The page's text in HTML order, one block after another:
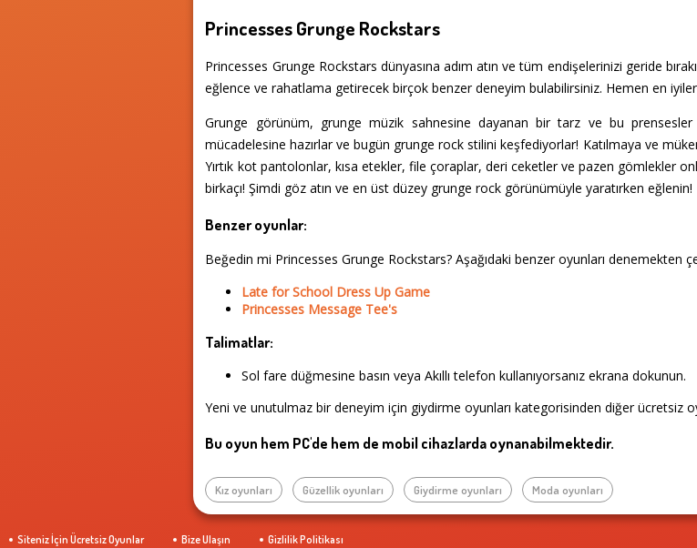
Princesses Grunge Rockstars
Princesses Grunge Rockstars dünyasına adım atın ve tüm endişelerinizi geride
eğlence ve rahatlama getirecek birçok benzer deneyim bulabilirsiniz. Hemen en
Grunge görünüm, grunge müzik sahnesine dayanan bir tarz ve bu
mücadelesine hazırlar ve bugün grunge rock stilini keşfediyorlar! Katılmaya ve
Yırtık kot pantolonlar, kısa etekler, file çoraplar, deri ceketler ve pazen gömlekler
birkaçı! Şimdi göz atın ve en üst düzey grunge rock görünümüyle yaratırken eğlenin!
Benzer oyunlar:
Beğedin mi Princesses Grunge Rockstars? Aşağıdaki benzer oyunları denemekten
Late for School Dress Up Game
Princesses Message Tee's
Talimatlar:
Sol fare düğmesine basın veya Akıllı telefon kullanıyorsanız ekrana dokunun.
Yeni ve unutulmaz bir deneyim için giydirme oyunları kategorisinden diğer ücretsiz
Bu oyun hem PC'de hem de mobil cihazlarda oynanabilmektedir.
Kız oyunları Güzellik oyunları Giydirme oyunları Moda oyunları
Siteniz İçin Ücretsiz Oyunlar Bize Ulaşın Gizlilik Politikası